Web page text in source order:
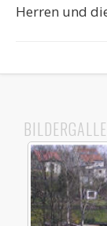
Herren und